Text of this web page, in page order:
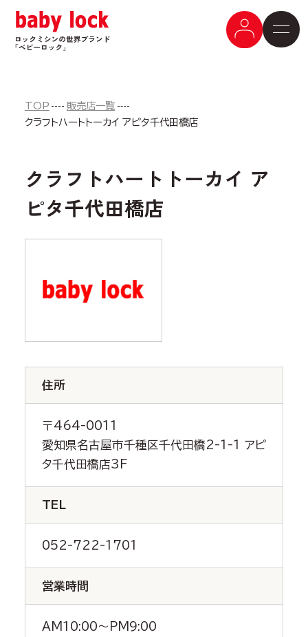
TOP
販売店一覧
クラフトハートトーカイ アピタ千代田橋店
クラフトハートトーカイ ア
ピタ千代田橋店
住所
〒464-0011
愛知県名古屋市千種区千代田橋2-1-1 アピ
タ千代田橋店3F
TEL
052-722-1701
営業時間
AM10:00～PM9:00